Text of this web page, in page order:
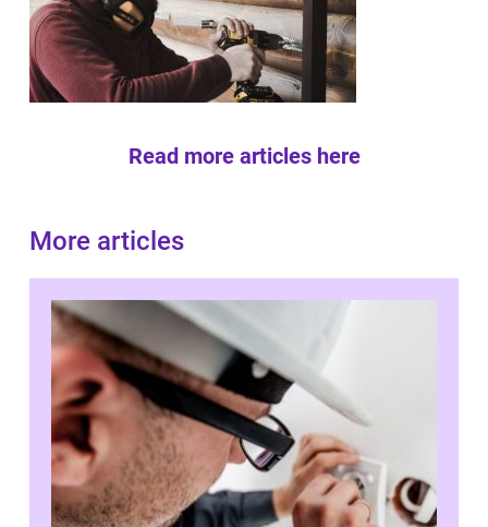
Read more articles here
More articles